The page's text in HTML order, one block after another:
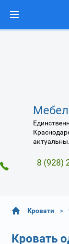
8 (928)
Кровати
Кровать